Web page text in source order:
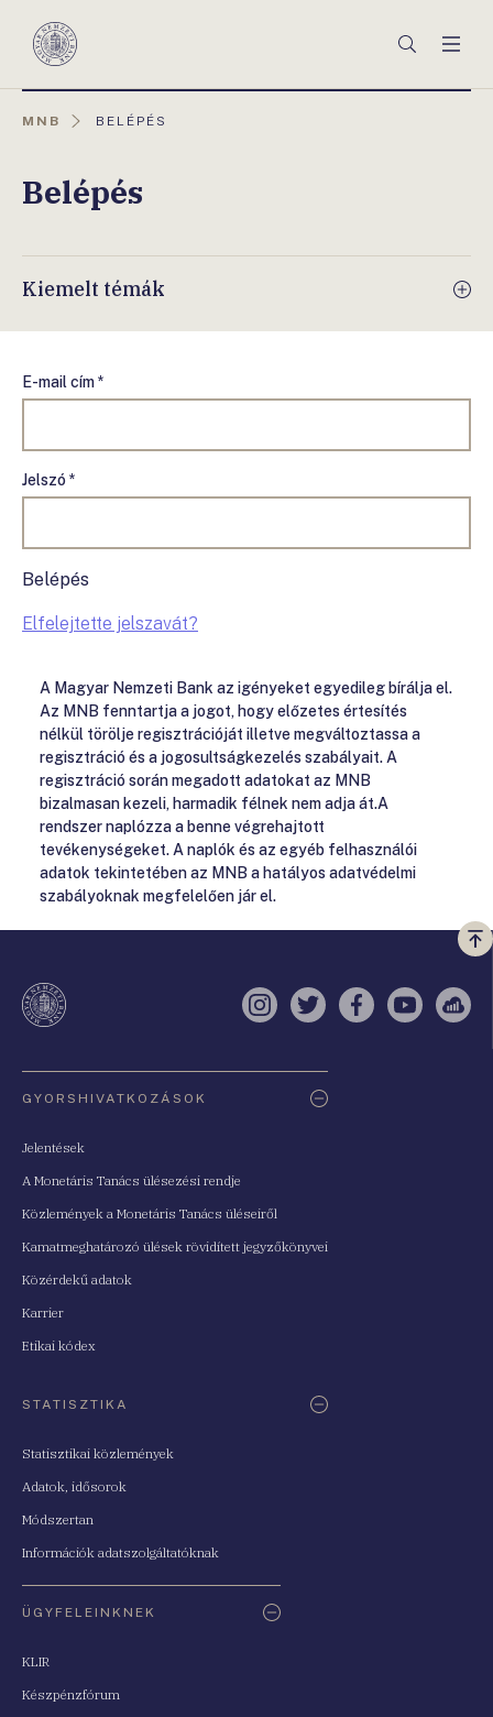
Magyar
Keresés
MNB
AKTUÁLIS
BELÉPÉS
Belépés
Kiemelt témák
E-mail cím *
Jelszó *
Belépés
Elfelejtette jelszavát?
A Magyar Nemzeti Bank az igényeket egyedileg bírálja el.
Az MNB fenntartja a jogot, hogy előzetes értesítés
nélkül törölje regisztrációját illetve megváltoztassa a
regisztráció és a jogosultságkezelés szabályait. A
regisztráció során megadott adatokat az MNB
bizalmasan kezeli, harmadik félnek nem adja át.A
rendszer naplózza a benne végrehajtott
tevékenységeket. A naplók és az egyéb felhasználói
adatok tekintetében az MNB a hatályos adatvédelmi
szabályoknak megfelelően jár el.
a
Instagram
TwitterFacebook
YouTube
GYORSHIVATKOZÁSOK
Jelentések
A Monetáris Tanács ülésezési rendje
Közlemények a Monetáris Tanács üléseiről
Kamatmeghatározó ülések rövidített jegyzőkönyvei
Közérdekű adatok
Karrier
Etikai kódex
STATISZTIKA
Statisztikai közlemények
Adatok, idősorok
Módszertan
Információk adatszolgáltatóknak
ÜGYFELEINKNEK
KLIR
Készpénzfórum